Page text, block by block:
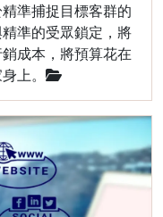
準捕捉目標客群的
準的受眾鎖定，將
成本，將預算花在
上。